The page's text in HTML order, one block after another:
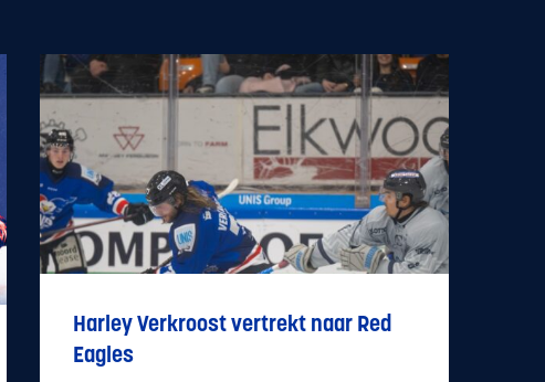
Harley Verkroost vertrekt naar Red
Eagles